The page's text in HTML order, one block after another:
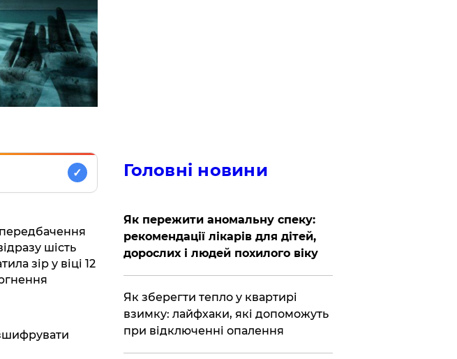
✓
шість
зір у віці 12
Головні новини
Як пережити аномальну спеку:
рекомендації лікарів для дітей,
дорослих і людей похилого віку
Як зберегти тепло у квартирі
взимку: лайфхаки, які допоможуть
при відключенні опалення